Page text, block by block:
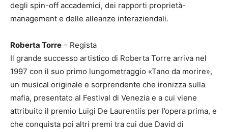
degli spin-off accademici, dei rapporti proprietà-
management e delle alleanze interaziendali.
Roberta Torre – Regista
Il grande successo artistico di Roberta Torre arriva nel
1997 con il suo primo lungometraggio «Tano da morire»,
un musical originale e sorprendente che ironizza sulla
mafia, presentato al Festival di Venezia e a cui viene
attribuito il premio Luigi De Laurentiis per l’opera prima, e
che conquista poi altri premi tra cui due David di